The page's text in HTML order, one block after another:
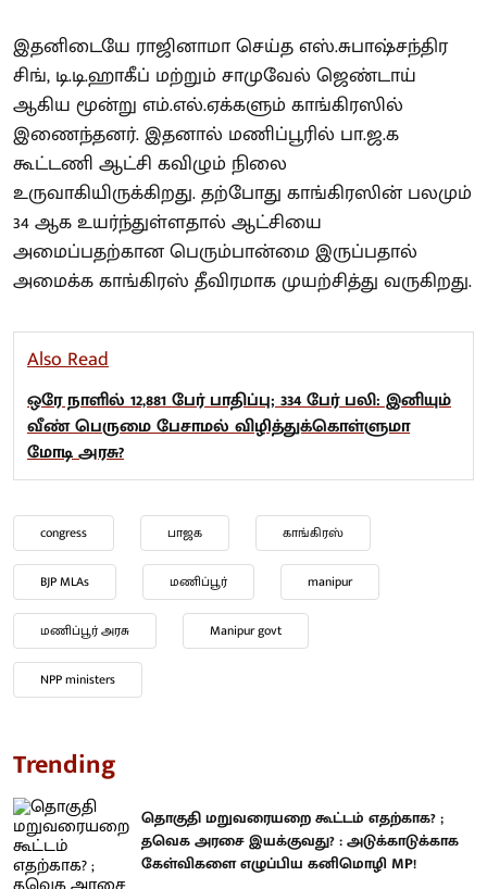
இதனிடையே ராஜினாமா செய்த எஸ்.சுபாஷ்சந்திர
சிங், டி.டி.ஹாகீப் மற்றும் சாமுவேல் ஜெண்டாய்
ஆகிய மூன்று எம்.எல்.ஏக்களும் காங்கிரஸில்
இணைந்தனர். இதனால் மணிப்பூரில் பா.ஜ.க
கூட்டணி ஆட்சி கவிழும் நிலை
உருவாகியிருக்கிறது. தற்போது காங்கிரஸின் பலமும்
34 ஆக உயர்ந்துள்ளதால் ஆட்சியை
அமைப்பதற்கான பெரும்பான்மை இருப்பதால்
அமைக்க காங்கிரஸ் தீவிரமாக முயற்சித்து வருகிறது.
Also Read
ஒரே நாளில் 12,881 பேர் பாதிப்பு; 334 பேர் பலி: இனியும்
வீண் பெருமை பேசாமல் விழித்துக்கொள்ளுமா
மோடி அரசு?
congress பாஜக காங்கிரஸ்
BJP MLAs மணிப்பூர் manipur
மணிப்பூர் அரசு Manipur govt
NPP ministers
Trending
தொகுதி மறுவரையறை கூட்டம் எதற்காக? ;
தவெக அரசை இயக்குவது? : அடுக்காடுக்காக
கேள்விகளை எழுப்பிய கனிமொழி MP!